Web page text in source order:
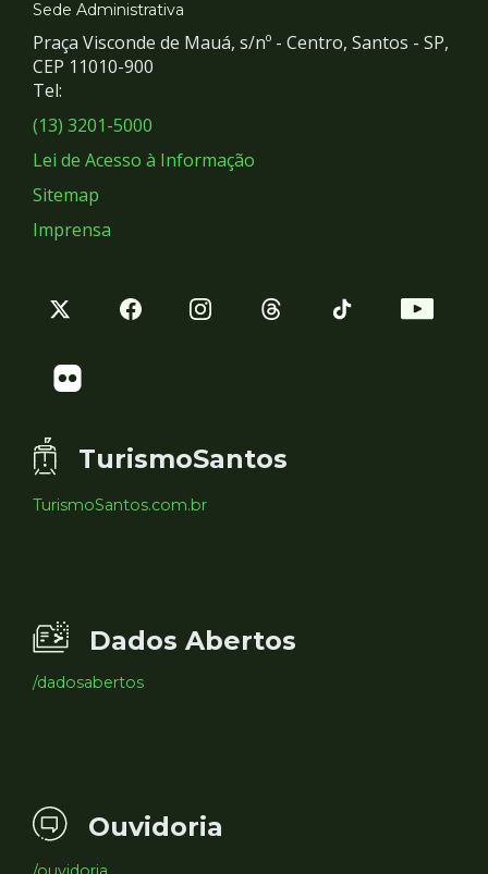
e
Redes
Sociais
Sede Administrativa
Praça Visconde de Mauá, s/nº - Centro, Santos - SP,
CEP 11010-900
Tel:
(13) 3201-5000
Lei de Acesso à Informação
Sitemap
Imprensa
TurismoSantos
TurismoSantos.com.br
Dados Abertos
/dadosabertos
Ouvidoria